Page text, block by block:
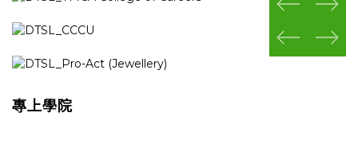
prev
next
專上學院